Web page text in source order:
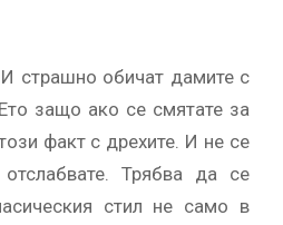
страшно обичат дамите с
защо ако се смятате за
факт с дрехите. И не се
Трябва да се
стил не само в